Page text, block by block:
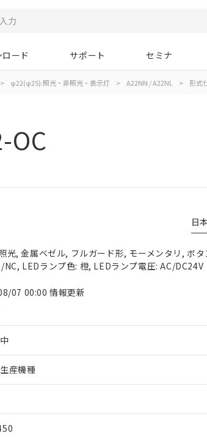
ード サポート セミナ
> φ22(φ25):照光・非照光・表示灯 > A22NN / A22NL > 形式
OC
日
光, 金属ベゼル, フルガード形, モーメンタリ, ボ
LEDランプ色: 橙, LEDランプ電圧: AC/DC24V
07 00:00 情報更新
産機種